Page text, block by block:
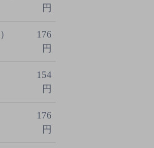
円
176
円
154
円
176
円